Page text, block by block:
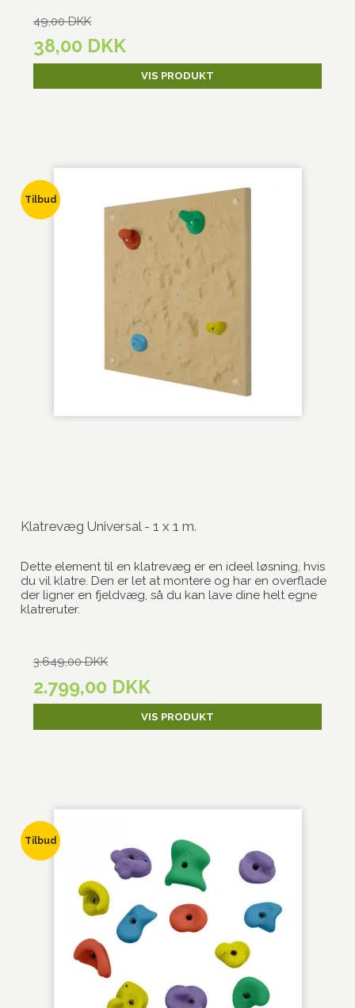
49,00 DKK
38,00 DKK
VIS PRODUKT
Tilbud
Klatrevæg Universal - 1 x 1 m.
Dette element til en klatrevæg er en ideel løsning, hvis
du vil klatre. Den er let at montere og har en overflade
der ligner en fjeldvæg, så du kan lave dine helt egne
klatreruter.
3.649,00 DKK
2.799,00 DKK
VIS PRODUKT
Tilbud